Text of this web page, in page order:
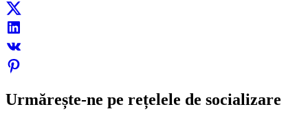
Urmărește-ne pe rețelele de socializare